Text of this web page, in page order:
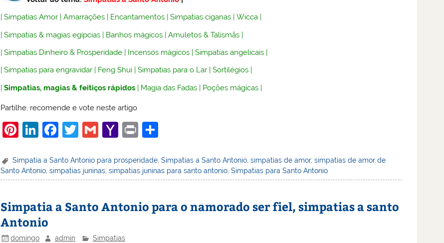
|Simpatias Amor |Amarrações | Encantamentos |Simpatias ciganas |Wicca |
|Simpatias & magias egípcias | Banhos mágicos |Amuletos & Talismãs |
|Simpatias Dinheiro & Prosperidade | Incensos mágicos |Simpatias angelicais |
|Simpatias para engravidar Feng Shui |Simpatias para o Lar |Sortilégios
|Simpatias, magias & feitiços rápidos | Magia das Fadas | Poções mágicas |
Partilhe, recomende e vote neste artigo
Pi
er
e
Li
k
e
n
F
c
e
o
T
itt
er
G
ai
l
Y
h
o
M
Pr
t
ar
e
Simpatia a Santo Antonio para prosperidade ,Simpatias a Santo Antonio ,simpatias de amor,simpatias de amor de
Santo Antonio ,simpatias juninas ,simpatias juninas para santo antonio ,Simpatias para Santo Antonio
Simpatia a Santo Antonio para o namorado ser fiel, simpatias a santo
Antonio
domingo admin Simpatias